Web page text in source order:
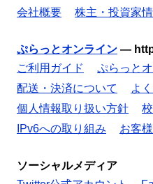
会社概要
株主・投資家
ぷらっとオンライン —
ご利用ガイド
ぷらっと
配送・決済について
よ
個人情報取り扱い方針
IPv6への取り組み
お客
ソーシャルメディア